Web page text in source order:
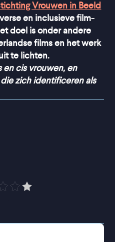
Vrouwen in Beeld
en inclusieve film-
doel is onder andere
films en het werk
te lichten.
en cis vrouwen, en
zich identificeren als
de Psychiatrische